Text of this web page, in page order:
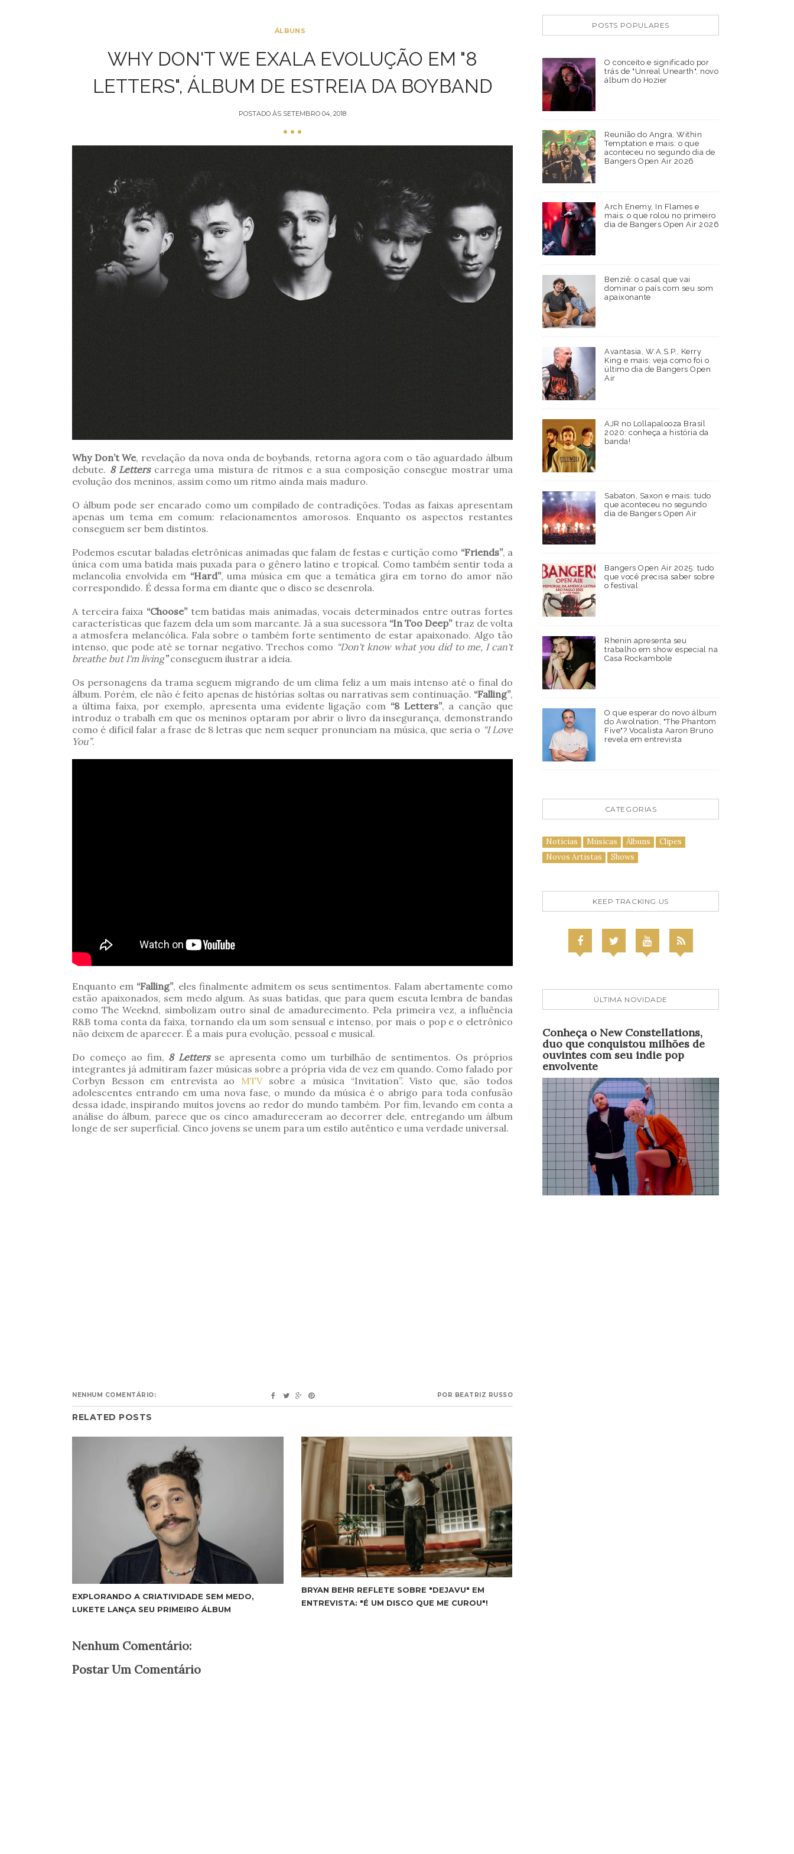
ÁLBUNS
WHY DON'T WE EXALA EVOLUÇÃO EM "8
LETTERS", ÁLBUM DE ESTREIA DA BOYBAND
POSTADO ÀS SETEMBRO 04, 2018
Why Don’t We, revelação da nova onda de boybands, retorna agora com o tão aguardado álbum
debute. 8 Letterscarrega uma mistura de ritmos e a sua composição consegue mostrar uma
evolução dos meninos, assim como um ritmo ainda mais maduro.
O álbum pode ser encarado como um compilado de contradições. Todas as faixas apresentam
apenas um tema em comum: relacionamentos amorosos. Enquanto os aspectos restantes
conseguem ser bem distintos.
Podemos escutar baladas eletrônicas animadas que falam de festas e curtição como “Friends”, a
única com uma batida mais puxada para o gênero latino e tropical. Como também sentir toda a
melancolia envolvida em “Hard”, uma música em que a temática gira em torno do amor não
correspondido. É dessa forma em diante que o disco se desenrola.
A terceira faixa “Choose”tem batidas mais animadas, vocais determinados entre outras fortes
características que fazem dela um som marcante. Já a sua sucessora “In Too Deep”traz de volta
a atmosfera melancólica. Fala sobre o também forte sentimento de estar apaixonado. Algo tão
intenso, que pode até se tornar negativo.Trechos como “Don't know what you did to me, I can't
breathe but I'm living” conseguem ilustrar a ideia.
Os personagens da trama seguem migrando de um clima feliz a um mais intenso até o final do
álbum. Porém, ele não é feito apenas de histórias soltas ou narrativas sem continuação. “Falling”,
a última faixa, por exemplo, apresenta uma evidente ligação com “8 Letters”, a canção que
introduz o trabalh em que os meninos optaram por abrir o livro da insegurança, demonstrando
como é difícil falar a frase de 8 letras que nem sequer pronunciam na música, que seria o “I Love
You”.
Enquanto em “Falling”, eles finalmente admitem os seus sentimentos. Falam abertamente como
estão apaixonados, sem medo algum. As suas batidas, que para quem escuta lembra de bandas
como The Weeknd, simbolizam outro sinal de amadurecimento. Pela primeira vez, a influência
R&B toma conta da faixa, tornando ela um som sensual e intenso, por mais o pop e o eletrônico
não deixem de aparecer. É a mais pura evolução, pessoal e musical.
Do começo ao fim, 8 Lettersse apresenta como um turbilhão de sentimentos. Os próprios
integrantes já admitiram fazer músicas sobre a própria vida de vez em quando. Como falado por
Corbyn Besson em entrevista ao MTVsobre a música “Invitation”. Visto que, são todos
adolescentes entrando em uma nova fase, o mundo da música é o abrigo para toda confusão
dessa idade, inspirando muitos jovens ao redor do mundo também. Por fim, levando em conta a
análise do álbum, parece que os cinco amadureceram ao decorrer dele, entregando um álbum
longe de ser superficial. Cinco jovens se unem para um estilo autêntico e uma verdade universal.
NENHUM COMENTÁRIO: POR BEATRIZ RUSSO
RELATED POSTS
EXPLORANDO A CRIATIVIDADE SEM MEDO,
LUKETE LANÇA SEU PRIMEIRO ÁLBUM
BRYAN BEHR REFLETE SOBRE "DEJAVU" EM
ENTREVISTA: "É UM DISCO QUE ME CUROU"!
Nenhum Comentário:
Postar Um Comentário
POSTS POPULARES
O conceito e significado por
trás de "Unreal Unearth", novo
álbum do Hozier
Reunião do Angra, Within
Temptation e mais: o que
aconteceu no segundo dia de
Bangers Open Air 2026
Arch Enemy, In Flames e
mais: o que rolou no primeiro
dia de Bangers Open Air 2026
Benziê: o casal que vai
dominar o país com seu som
apaixonante
Avantasia, W.A.S.P., Kerry
King e mais: veja como foi o
último dia de Bangers Open
Air
AJR no Lollapalooza Brasil
2020: conheça a história da
banda!
Sabaton, Saxon e mais: tudo
que aconteceu no segundo
dia de Bangers Open Air
Bangers Open Air 2025: tudo
que você precisa saber sobre
o festival
Rhenin apresenta seu
trabalho em show especial na
Casa Rockambole
O que esperar do novo álbum
do Awolnation, "The Phantom
Five"? Vocalista Aaron Bruno
revela em entrevista
CATEGORIAS
Notícias Músicas Álbuns
Clipes
Novos Artistas
Shows
KEEP TRACKING US
ÚLTIMA NOVIDADE
Conheça o New Constellations,
duo que conquistou milhões de
ouvintes com seu indie pop
envolvente